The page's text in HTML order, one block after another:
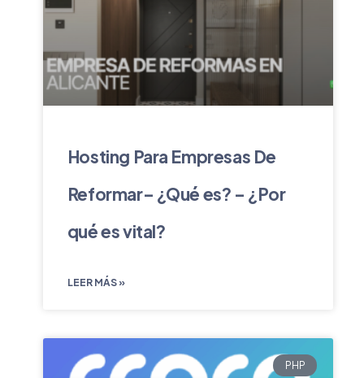
Hosting Para Empresas De
Reformar– ¿Qué es? – ¿Por
qué es vital?
LEER MÁS »
PHP